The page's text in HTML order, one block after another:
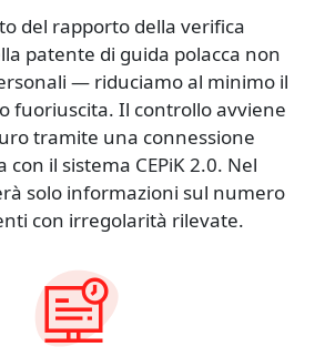
del rapporto della verifica
patente di guida polacca non
— riduciamo al minimo il
fuoriuscita. Il controllo avviene
tramite una connessione
il sistema CEPiK 2.0. Nel
solo informazioni sul numero
con irregolarità rilevate.